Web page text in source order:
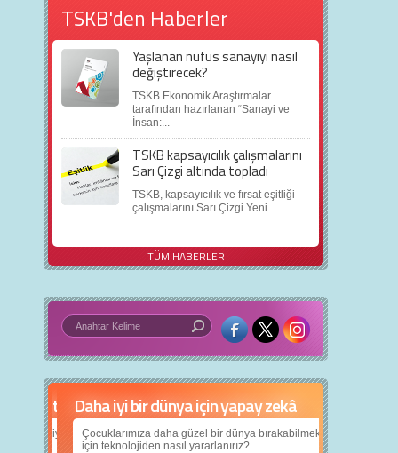
TSKB'den Haberler
Yaşlanan nüfus sanayiyi nasıl
değiştirecek?
TSKB Ekonomik Araştırmalar
tarafından hazırlanan “Sanayi ve
İnsan:...
TSKB kapsayıcılık çalışmalarını
Sarı Çizgi altında topladı
TSKB, kapsayıcılık ve fırsat eşitliği
çalışmalarını Sarı Çizgi Yeni...
TÜM HABERLER
Daha iyi bir dünya için yapay zekâ
Çocuklarımıza daha güzel bir dünya bırakabilmek
için teknolojiden nasıl yararlanırız?